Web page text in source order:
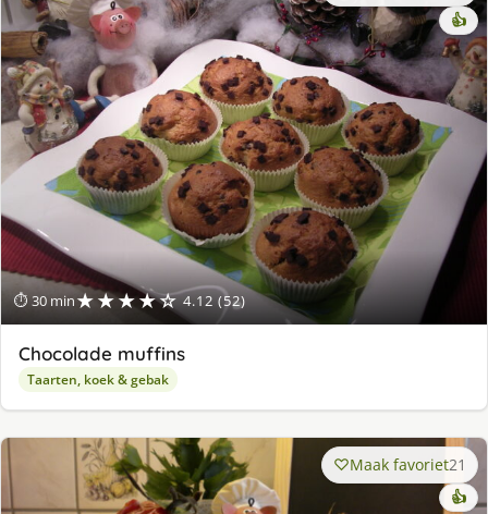
⏱ 30 min★★★★☆ 4.12 (52)
👍
Chocolade muffins
Taarten, koek & gebak
Maak favoriet21
👍